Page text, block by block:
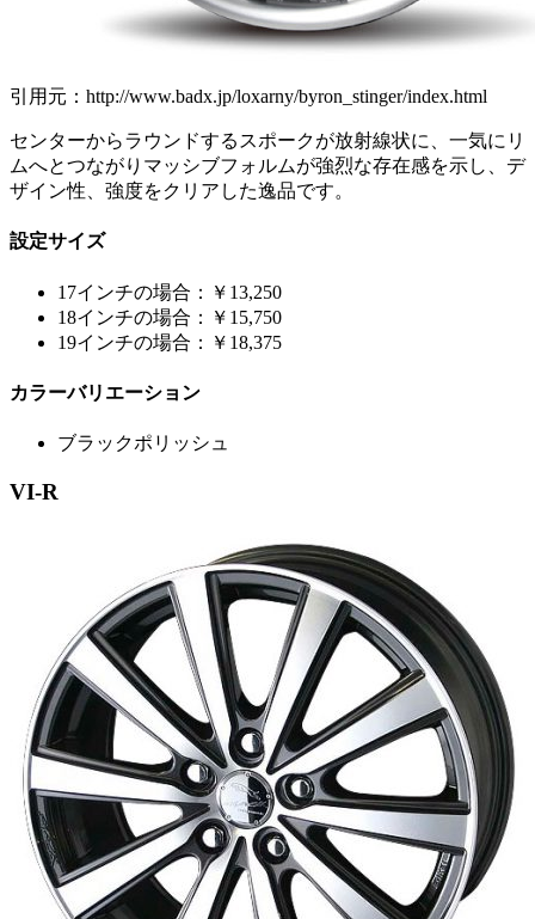
引用元：http://www.badx.jp/loxarny/byron_stinger/index.html
センターからラウンドするスポークが放射線状に、一気にリ
ムへとつながりマッシブフォルムが強烈な存在感を示し、デ
ザイン性、強度をクリアした逸品です。
設定サイズ
17インチの場合：￥13,250
18インチの場合：￥15,750
19インチの場合：￥18,375
カラーバリエーション
ブラックポリッシュ
VI-R